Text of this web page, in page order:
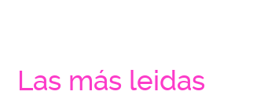
Las más leidas